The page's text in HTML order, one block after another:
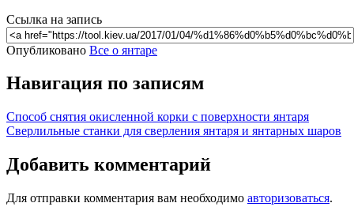
Ссылка на запись
Опубликовано Все о янтаре
Навигация по записям
Способ снятия окисленной корки с поверхности янтаря
Сверлильные станки для сверления янтаря и янтарных шаров
Добавить комментарий
Для отправки комментария вам необходимо авторизоваться.